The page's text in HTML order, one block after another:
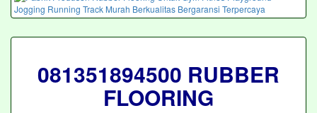
081351894500 RUBBER
FLOORING